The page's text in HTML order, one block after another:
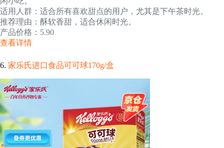
适用人群：适合所有喜欢甜点的用户，尤其是下午茶时光。
推荐理由：酥软香甜，适合休闲时光。
产品价格：5.90
查看详情
6. 家乐氏进口食品可可球170g/盒